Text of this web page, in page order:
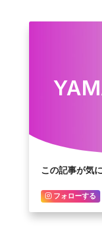
この記事が気
フォローする